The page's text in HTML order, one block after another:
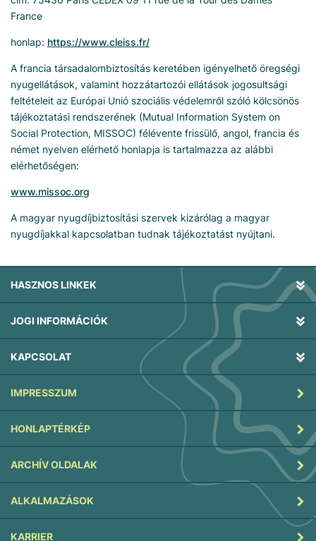
France
honlap: https://www.cleiss.fr/
A francia társadalombiztosítás keretében igényelhető öregségi
nyugellátások, valamint hozzátartozói ellátások jogosultsági
feltételeit az Európai Unió szociális védelemről szóló kölcsönös
tájékoztatási rendszerének (Mutual Information System on
Social Protection, MISSOC) félévente frissülő, angol, francia és
német nyelven elérhető honlapja is tartalmazza az alábbi
elérhetőségen:
www.missoc.org
A magyar nyugdíjbiztosítási szervek kizárólag a magyar
nyugdíjakkal kapcsolatban tudnak tájékoztatást nyújtani.
HASZNOS LINKEK
JOGI INFORMÁCIÓK
KAPCSOLAT
IMPRESSZUM
HONLAPTÉRKÉP
ARCHÍV OLDALAK
ALKALMAZÁSOK
KARRIER